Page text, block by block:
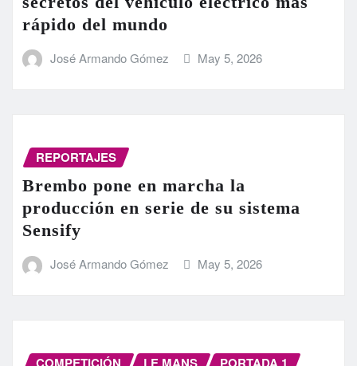
rápido del mundo
José Armando Gómez May 5, 2026
REPORTAJES
Brembo pone en marcha la
producción en serie de su sistema
Sensify
José Armando Gómez May 5, 2026